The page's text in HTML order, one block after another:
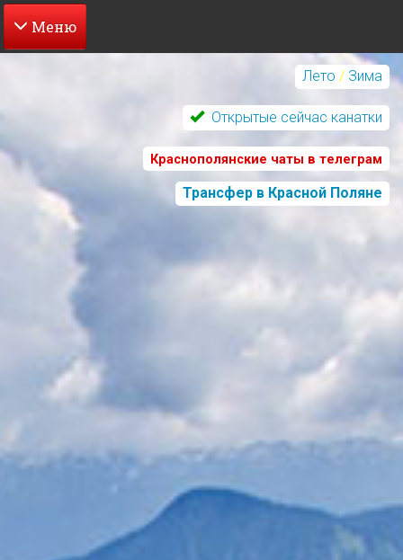
Перейти
содержанию
Лето / Зима
Открытые сейчас канатки
Краснополянские чаты в телеграм
Трансфер в Красной Поляне